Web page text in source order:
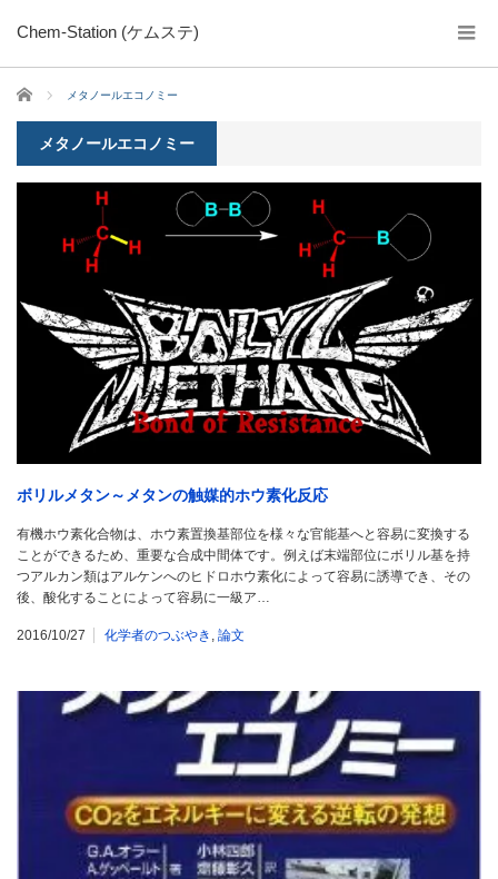
Chem-Station (ケムステ)
ホーム メタノールエコノミー
メタノールエコノミー
ボリルメタン～メタンの触媒的ホウ素化反応
有機ホウ素化合物は、ホウ素置換基部位を様々な官能基へと容易に変換する
ことができるため、重要な合成中間体です。例えば末端部位にボリル基を持
つアルカン類はアルケンへのヒドロホウ素化によって容易に誘導でき、その
後、酸化することによって容易に一級ア…
2016/10/27 化学者のつぶやき , 論文